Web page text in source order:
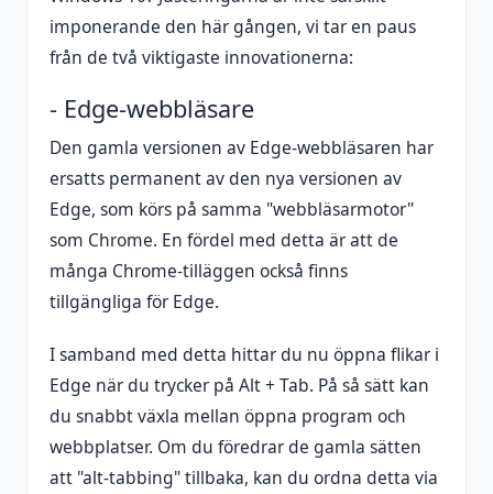
imponerande den här gången, vi tar en paus
från de två viktigaste innovationerna:
- Edge-webbläsare
Den gamla versionen av Edge-webbläsaren har
ersatts permanent av den nya versionen av
Edge, som körs på samma "webbläsarmotor"
som Chrome. En fördel med detta är att de
många Chrome-tilläggen också finns
tillgängliga för Edge.
I samband med detta hittar du nu öppna flikar i
Edge när du trycker på Alt + Tab. På så sätt kan
du snabbt växla mellan öppna program och
webbplatser. Om du föredrar de gamla sätten
att "alt-tabbing" tillbaka, kan du ordna detta via